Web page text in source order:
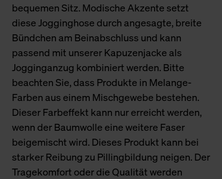
bequemen Sitz. Modische Akzente setzt
diese Jogginghose durch angesagte, breite
Bündchen am Beinabschluss und kann
passend mit unserer Kapuzenjacke als
Jogginganzug kombiniert werden. Bitte
beachten Sie, dass Produkte in Melange-
Farben aus einem Mischgewebe bestehen.
Dieser Farbeffekt kann nur erreicht werden,
wenn der Baumwolle eine weitere Faser
beigemischt wird. Dieses Produkt kann bei
starker Reibung zu Pillingbildung neigen. Der
Tragekomfort oder die Qualität werden